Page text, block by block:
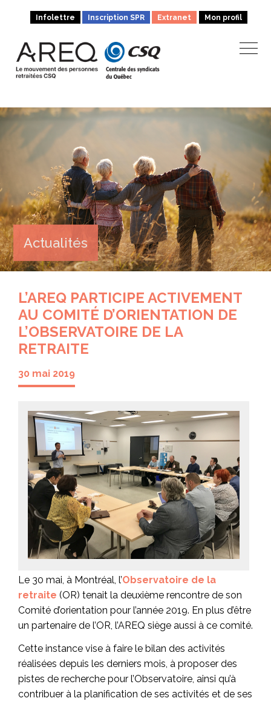
Infolettre Inscription SPR Extranet Mon profil
Actualités
L’AREQ PARTICIPE ACTIVEMENT
AU COMITÉ D’ORIENTATION DE
L’OBSERVATOIRE DE LA
RETRAITE
30 mai 2019
Le 30 mai, à Montréal, l’Observatoire de la
retraite (OR) tenait la deuxième rencontre de son
Comité d’orientation pour l’année 2019. En plus d’être
un partenaire de l’OR, l’AREQ siège aussi à ce comité.
Cette instance vise à faire le bilan des activités
réalisées depuis les derniers mois, à proposer des
pistes de recherche pour l’Observatoire, ainsi qu’à
contribuer à la planification de ses activités et de ses